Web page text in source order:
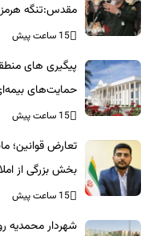
مقدس:تنگه هرمز
است
15 ساعت پیش
پیگیری های
حمایت‌های
خروج کالا
15 ساعت پیش
تعارض قوانین؛
بخش بزرگی از
15 ساعت پیش
شهردار محمدیه